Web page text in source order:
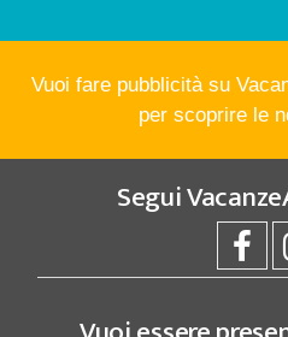
Vuoi fare pubblicità su
per scoprire le
Segui